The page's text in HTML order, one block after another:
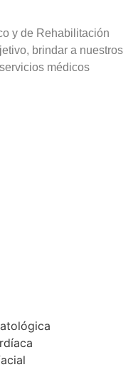
y de Rehabilitación
brindar a nuestros
médicos